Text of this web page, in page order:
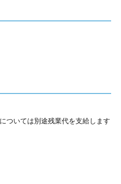
ついては別途残業代を支給します